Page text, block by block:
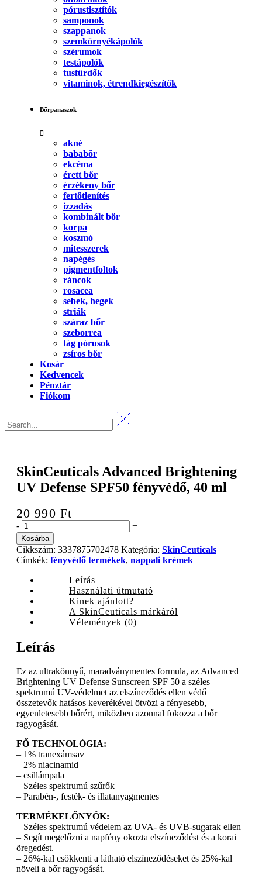
pórustisztítók
samponok
szappanok
szemkörnyékápolók
szérumok
testápolók
tusfürdők
vitaminok, étrendkiegészítők
Bőrpanaszok
akné
bababőr
ekcéma
érett bőr
érzékeny bőr
fertőtlenítés
izzadás
kombinált bőr
korpa
koszmó
mitesszerek
napégés
pigmentfoltok
ráncok
rosacea
sebek, hegek
striák
száraz bőr
szeborrea
tág pórusok
zsíros bőr
Kosár
Kedvencek
Pénztár
Fiókom
SkinCeuticals Advanced Brightening
UV Defense SPF50 fényvédő, 40 ml
20 990 Ft
SkinCeuticals
Advanced
Brightening
UV
Defense
SPF50
fényvédő,
quantity
- +
Kosárba
Cikkszám: 3337875702478 Kategória: SkinCeuticals
Címkék: fényvédő termékek, nappali krémek
Leírás
Használati útmutató
Kinek ajánlott?
A SkinCeuticals márkáról
Vélemények (0)
Leírás
Ez az ultrakönnyű, maradványmentes formula, az Advanced
Brightening UV Defense Sunscreen SPF 50 a széles
spektrumú UV-védelmet az elszíneződés ellen védő
összetevők hatásos keverékével ötvözi a fényesebb,
egyenletesebb bőrért, miközben azonnal fokozza a bőr
ragyogását.
FŐ TECHNOLÓGIA:
– 1% tranexámsav
– 2% niacinamid
– csillámpala
– Széles spektrumú szűrők
– Parabén-, festék- és illatanyagmentes
TERMÉKELŐNYÖK:
– Széles spektrumú védelem az UVA- és UVB-sugarak ellen
– Segít megelőzni a napfény okozta elszíneződést és a korai
öregedést.
– 26%-kal csökkenti a látható elszíneződéseket és 25%-kal
növeli a bőr ragyogását.